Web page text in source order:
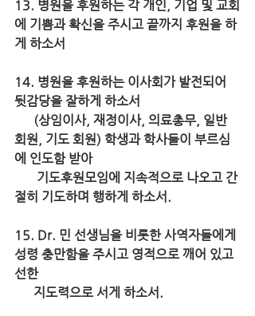
13. 병원을 후원하는 각 개인, 기업 및 교회
에 기쁨과 확신을 주시고 끝까지 후원을 하
게 하소서
14. 병원을 후원하는 이사회가 발전되어
뒷감당을 잘하게 하소서
회원, 기도 회원) 학생과 학사들이 부르심
에 인도함 받아
절히 기도하며 행하게 하소서.
15. Dr. 민 선생님을 비롯한 사역자들에게
성령 충만함을 주시고 영적으로 깨어 있고
선한
      지도력으로 서게 하소서.